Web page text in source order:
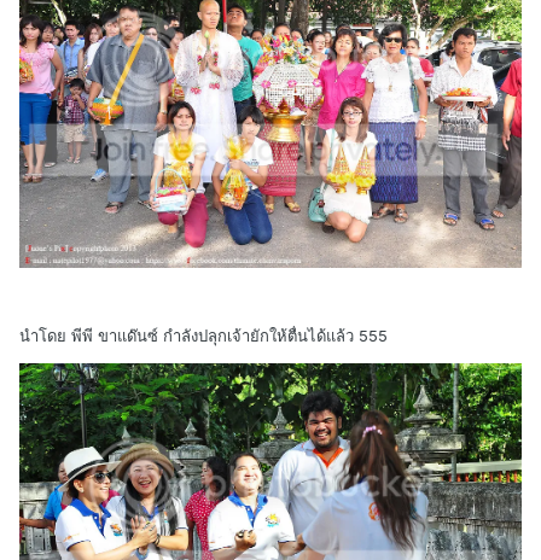
นำโดย พีพี ขาแด๊นซ์ กำลังปลุกเจ้ายักให้ตื่นได้แล้ว 555